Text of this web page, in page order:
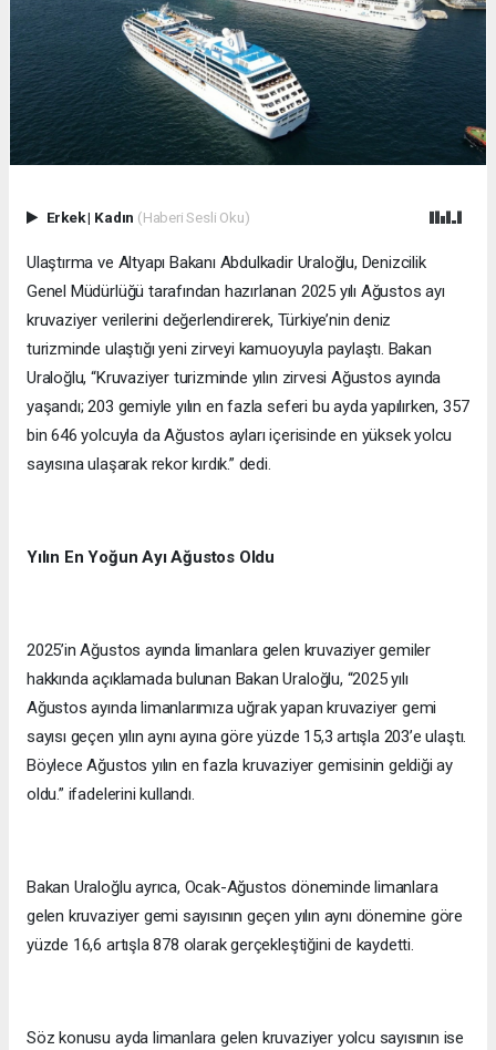
Erkek| Kadın (Haberi Sesli Oku)
Ulaştırma ve Altyapı Bakanı Abdulkadir Uraloğlu, Denizcilik
Genel Müdürlüğü tarafından hazırlanan 2025 yılı Ağustos ayı
kruvaziyer verilerini değerlendirerek, Türkiye’nin deniz
turizminde ulaştığı yeni zirveyi kamuoyuyla paylaştı. Bakan
Uraloğlu, “Kruvaziyer turizminde yılın zirvesi Ağustos ayında
yaşandı; 203 gemiyle yılın en fazla seferi bu ayda yapılırken, 357
bin 646 yolcuyla da Ağustos ayları içerisinde en yüksek yolcu
sayısına ulaşarak rekor kırdık.” dedi.
Yılın En Yoğun Ayı Ağustos Oldu
2025’in Ağustos ayında limanlara gelen kruvaziyer gemiler
hakkında açıklamada bulunan Bakan Uraloğlu, “2025 yılı
Ağustos ayında limanlarımıza uğrak yapan kruvaziyer gemi
sayısı geçen yılın aynı ayına göre yüzde 15,3 artışla 203’e ulaştı.
Böylece Ağustos yılın en fazla kruvaziyer gemisinin geldiği ay
oldu.” ifadelerini kullandı.
Bakan Uraloğlu ayrıca, Ocak-Ağustos döneminde limanlara
gelen kruvaziyer gemi sayısının geçen yılın aynı dönemine göre
yüzde 16,6 artışla 878 olarak gerçekleştiğini de kaydetti.
Söz konusu ayda limanlara gelen kruvaziyer yolcu sayısının ise